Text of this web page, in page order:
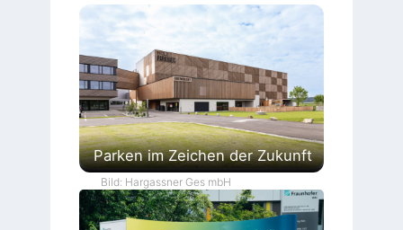
Parken im Zeichen der Zukunft
Bild: Hargassner Ges mbH